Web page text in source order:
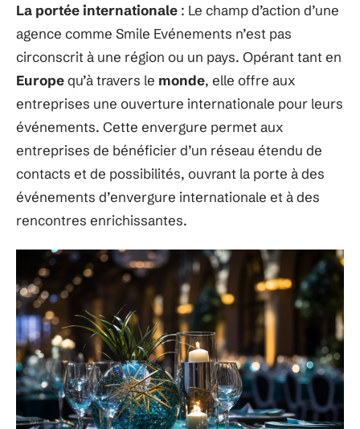
La portée internationale : Le champ d’action d’une
agence comme Smile Evénements n’est pas
circonscrit à une région ou un pays. Opérant tant en
Europequ’à travers le monde, elle offre aux
entreprises une ouverture internationale pour leurs
événements. Cette envergure permet aux
entreprises de bénéficier d’un réseau étendu de
contacts et de possibilités, ouvrant la porte à des
événements d’envergure internationale et à des
rencontres enrichissantes.